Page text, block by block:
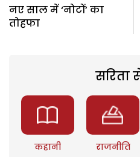
नए साल में ‘नोटों’ का
तोहफा
सरिता
कहानी राजनीति